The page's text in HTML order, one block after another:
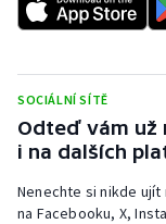
Stolní tenis
Triatlon
Veslování
SOCIÁLNÍ SÍTĚ
Odteď vám už
i na dalších
Nenechte si nikde
na Facebooku, X,